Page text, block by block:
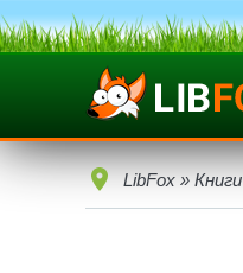
LibFox » Книги